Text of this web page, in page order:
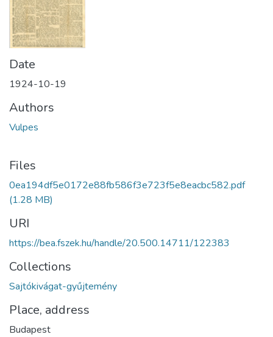
Date
1924-10-19
Authors
Vulpes
Files
0ea194df5e0172e88fb586f3e723f5e8eacbc582.pdf
(1.28 MB)
URI
https://bea.fszek.hu/handle/20.500.14711/122383
Collections
Sajtókivágat-gyűjtemény
Place, address
Budapest